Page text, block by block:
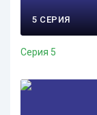
5 СЕРИЯ
Серия 5